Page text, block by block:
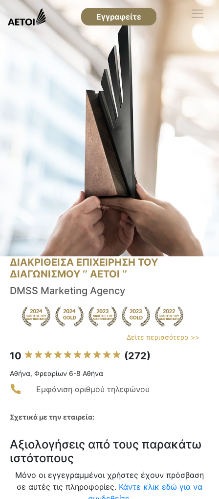
Εγγραφείτε
ΔΙΑΚΡΙΘΕΙΣΑ ΕΠΙΧΕΙΡΗΣΗ ΤΟΥ
ΔΙΑΓΩΝΙΣΜΟΥ ‘’ ΑΕΤΟΙ ‘’
DMSS Marketing Agency
Δείτε περισσότερα >>
10 (272)
Αθήνα, Φρεαρίων 6-8 Αθήνα
Εμφάνιση αριθμού τηλεφώνου
Σχετικά με την εταιρεία:
Αξιολογήσεις από τους παρακάτω
ιστότοπους
Μόνο οι εγγεγραμμένοι χρήστες έχουν πρόσβαση
σε αυτές τις πληροφορίες. Κάντε κλικ εδώ για να